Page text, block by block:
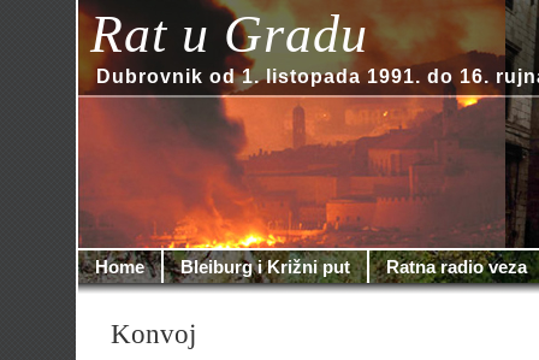
Rat u Gradu
Dubrovnik od 1. listopada 1991. do 16.
Home Bleiburg i Križni put Ratna radio veza
Konvoj